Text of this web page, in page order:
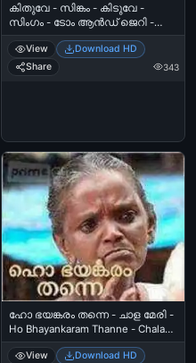
കിതുവേ - സിങ്കം - കിടുവേ -
സിംഗം - ടോം ആന്‍ഡ്‌ ജെറി -
സൂര്യ - Kiduve - Kithuve -
Singham - Surya
View
Download HD
Share
343
ഹോ ഭയങ്കരം തന്നെ - ചാള മേരി -
Ho Bhayankaram Thanne - Chala
Mary
View
Download HD